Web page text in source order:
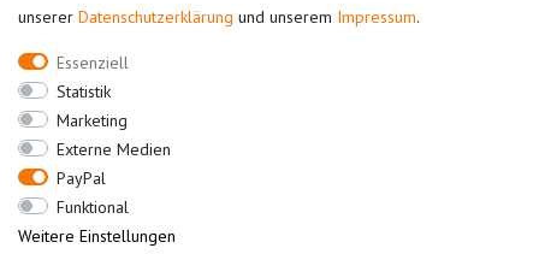
unserer Daten­schutz­erklärung und unserem Impressum.
Essenziell
Statistik
Marketing
Externe Medien
PayPal
Funktional
Weitere Einstellungen
Registrieren
Login
Unternehmen
Kontakt
Datenschutz
AGB
Impressum